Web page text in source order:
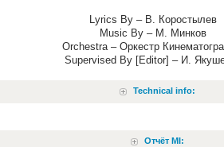
Lyrics By – В. Коростылев
Music By – М. Минков
Orchestra – Оркестр
Supervised By [Editor] – И.
Technical info:
Отчёт MI: